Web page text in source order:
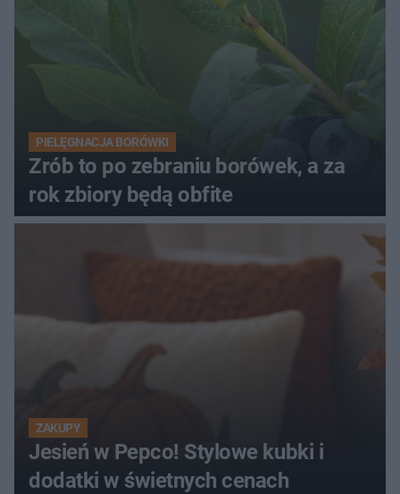
PIELĘGNACJA BORÓWKI
Zrób to po zebraniu borówek, a za
rok zbiory będą obfite
ZAKUPY
Jesień w Pepco! Stylowe kubki i
dodatki w świetnych cenach